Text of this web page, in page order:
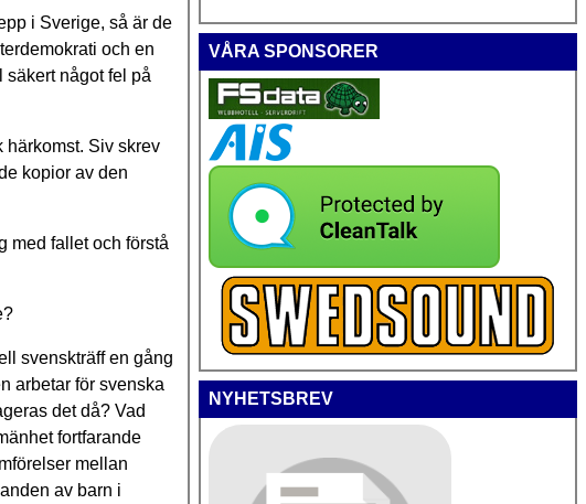
i Sverige, så är de
och en
säkert något fel på
härkomst. Siv skrev
kopior av den
med fallet och förstå
svenskträff en gång
arbetar för svenska
det då? Vad
fortfarande
mellan
av barn i
VÅRA SPONSORER
NYHETSBREV